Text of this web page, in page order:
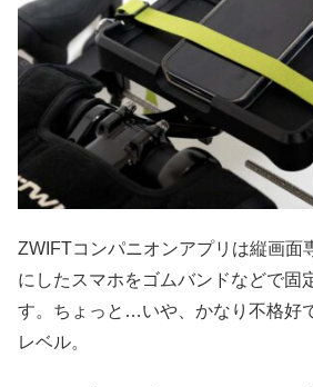
ZWIFTコンパニオンアプリは縦画面
にしたスマホをゴムバンドなどで固
す。ちょっと…いや、かなり不格好
レベル。